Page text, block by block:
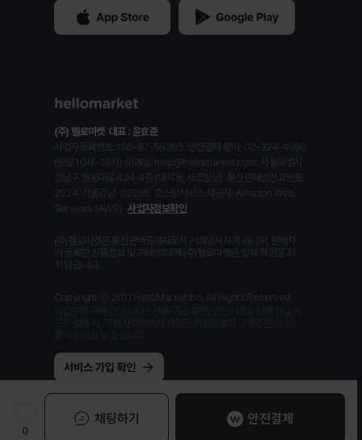
0
채팅하기 안전결제
(주) 헬로마켓 대표 : 윤효준
사업자정보확인